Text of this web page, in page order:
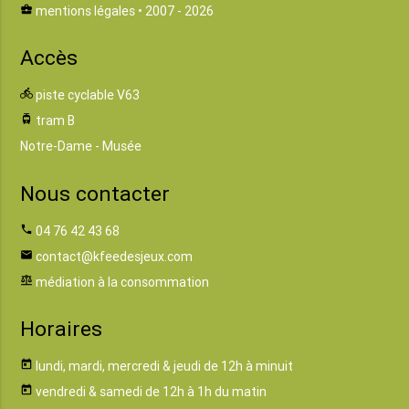
business_center mentions légales • 2007 - 2026
Accès
directions_bike piste cyclable V63
tram tram B
Notre-Dame - Musée
Nous contacter
phone 04 76 42 43 68
email contact@kfeedesjeux.com
balance médiation à la consommation
Horaires
today lundi, mardi, mercredi & jeudi de 12h à minuit
today vendredi & samedi de 12h à 1h du matin